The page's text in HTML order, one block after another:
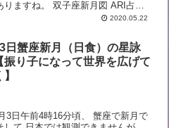
ますね。 双子座新月図 ARI占星
2020.05.22
日蟹座新月（日食）の星詠
振り子になって世界を広げて
3日午前4時16分頃、 蟹座で新月で